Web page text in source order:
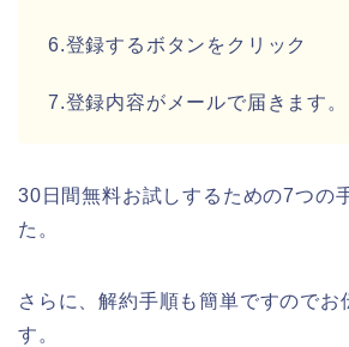
6.登録するボタンをクリック
7.登録内容がメールで届きます。
30日間無料お試しするための7つの
た。
さらに、解約手順も簡単ですのでお
す。